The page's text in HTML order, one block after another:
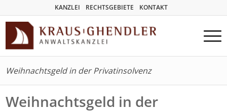
KANZLEI RECHTSGEBIETE KONTAKT
Weihnachtsgeld in der Privatinsolvenz
Weihnachtsgeld in der